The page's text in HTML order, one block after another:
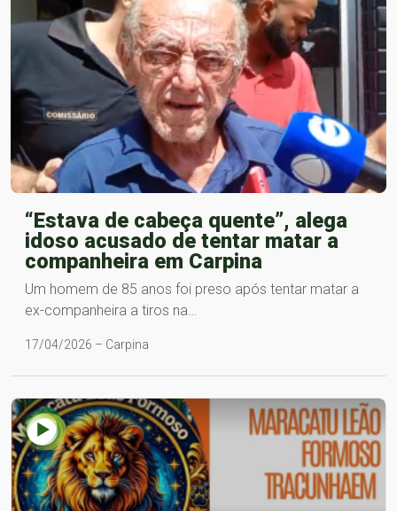
“Estava de cabeça quente”, alega
idoso acusado de tentar matar a
companheira em Carpina
Um homem de 85 anos foi preso após tentar matar a
ex-companheira a tiros na…
17/04/2026 – Carpina